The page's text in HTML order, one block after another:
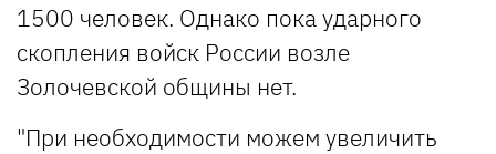
1500 человек. Однако пока ударного
скопления войск России возле
Золочевской общины нет.
"При необходимости можем увеличить